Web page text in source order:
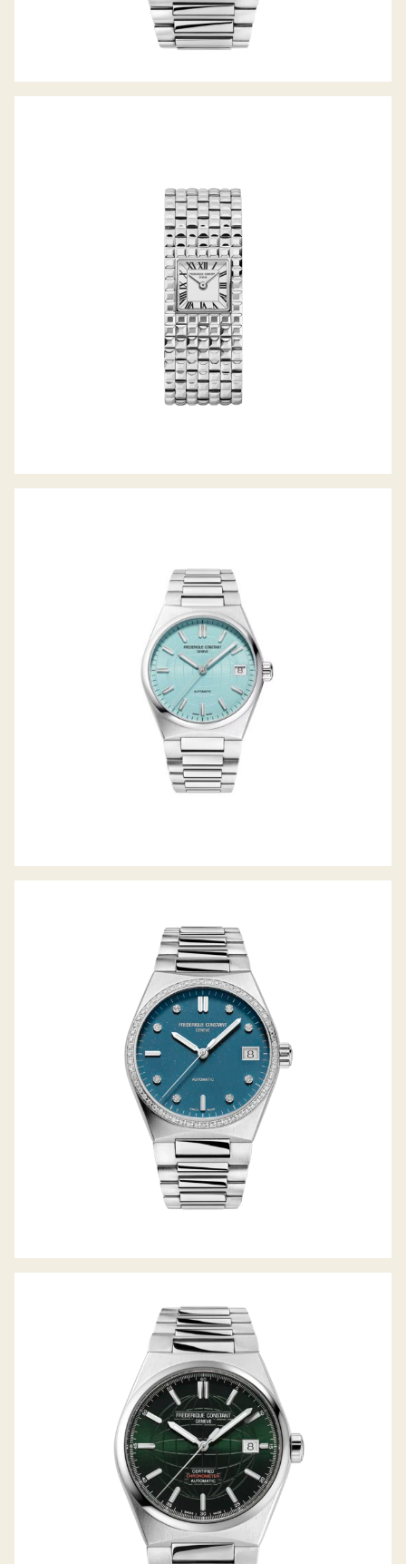
CLASSICS MANCHETTE
HIGHLIFE LADYS AUTOMATIC
HIGHLIFE LADYS AUTOMATIC
HIGHLIFE AUTOMATIC COSC